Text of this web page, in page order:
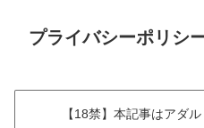
プライバシーポリシ
【18禁】本記事はアダ